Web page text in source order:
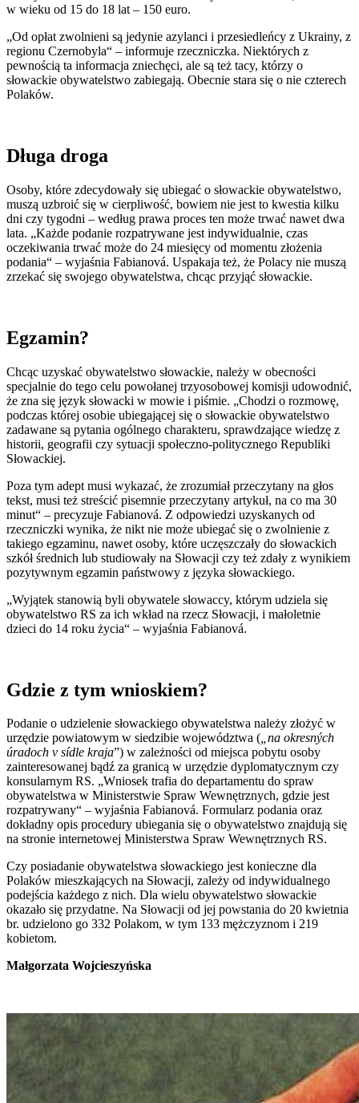
w wieku od 15 do 18 lat – 150 euro.
„Od opłat zwolnieni są jedynie azylanci i przesiedleńcy z Ukrainy, z
regionu Czernobyla“ – informuje rzeczniczka. Niektórych z
pewnością ta informacja zniechęci, ale są też tacy, którzy o
słowackie obywatelstwo zabiegają. Obecnie stara się o nie czterech
Polaków.
Długa droga
Osoby, które zdecydowały się ubiegać o słowackie obywatelstwo,
muszą uzbroić się w cierpliwość, bowiem nie jest to kwestia kilku
dni czy tygodni – według prawa proces ten może trwać nawet dwa
lata. „Każde podanie rozpatrywane jest indywidualnie, czas
oczekiwania trwać może do 24 miesięcy od momentu złożenia
podania“ – wyjaśnia Fabianová. Uspakaja też, że Polacy nie muszą
zrzekać się swojego obywatelstwa, chcąc przyjąć słowackie.
Egzamin?
Chcąc uzyskać obywatelstwo słowackie, należy w obecności
specjalnie do tego celu powołanej trzyosobowej komisji udowodnić,
że zna się język słowacki w mowie i piśmie. „Chodzi o rozmowę,
podczas której osobie ubiegającej się o słowackie obywatelstwo
zadawane są pytania ogólnego charakteru, sprawdzające wiedzę z
historii, geografii czy sytuacji społeczno-politycznego Republiki
Słowackiej.
Poza tym adept musi wykazać, że zrozumiał przeczytany na głos
tekst, musi też streścić pisemnie przeczytany artykuł, na co ma 30
minut“ – precyzuje Fabianová. Z odpowiedzi uzyskanych od
rzeczniczki wynika, że nikt nie może ubiegać się o zwolnienie z
takiego egzaminu, nawet osoby, które uczęszczały do słowackich
szkół średnich lub studiowały na Słowacji czy też zdały z wynikiem
pozytywnym egzamin państwowy z języka słowackiego.
„Wyjątek stanowią byli obywatele słowaccy, którym udziela się
obywatelstwo RS za ich wkład na rzecz Słowacji, i małoletnie
dzieci do 14 roku życia“ – wyjaśnia Fabianová.
Gdzie z tym wnioskiem?
Podanie o udzielenie słowackiego obywatelstwa należy złożyć w
urzędzie powiatowym w siedzibie województwa („na okresných
úradoch v sídle kraja”) w zależności od miejsca pobytu osoby
zainteresowanej bądź za granicą w urzędzie dyplomatycznym czy
konsularnym RS. „Wniosek trafia do departamentu do spraw
obywatelstwa w Ministerstwie Spraw Wewnętrznych, gdzie jest
rozpatrywany“ – wyjaśnia Fabianová. Formularz podania oraz
dokładny opis procedury ubiegania się o obywatelstwo znajdują się
na stronie internetowej Ministerstwa Spraw Wewnętrznych RS.
Czy posiadanie obywatelstwa słowackiego jest konieczne dla
Polaków mieszkających na Słowacji, zależy od indywidualnego
podejścia każdego z nich. Dla wielu obywatelstwo słowackie
okazało się przydatne. Na Słowacji od jej powstania do 20 kwietnia
br. udzielono go 332 Polakom, w tym 133 mężczyznom i 219
kobietom.
Małgorzata Wojcieszyńska